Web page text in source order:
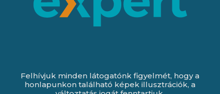
Felhívjuk minden látogatónk figyelmét, hogy a
honlapunkon található képek illusztrációk, a